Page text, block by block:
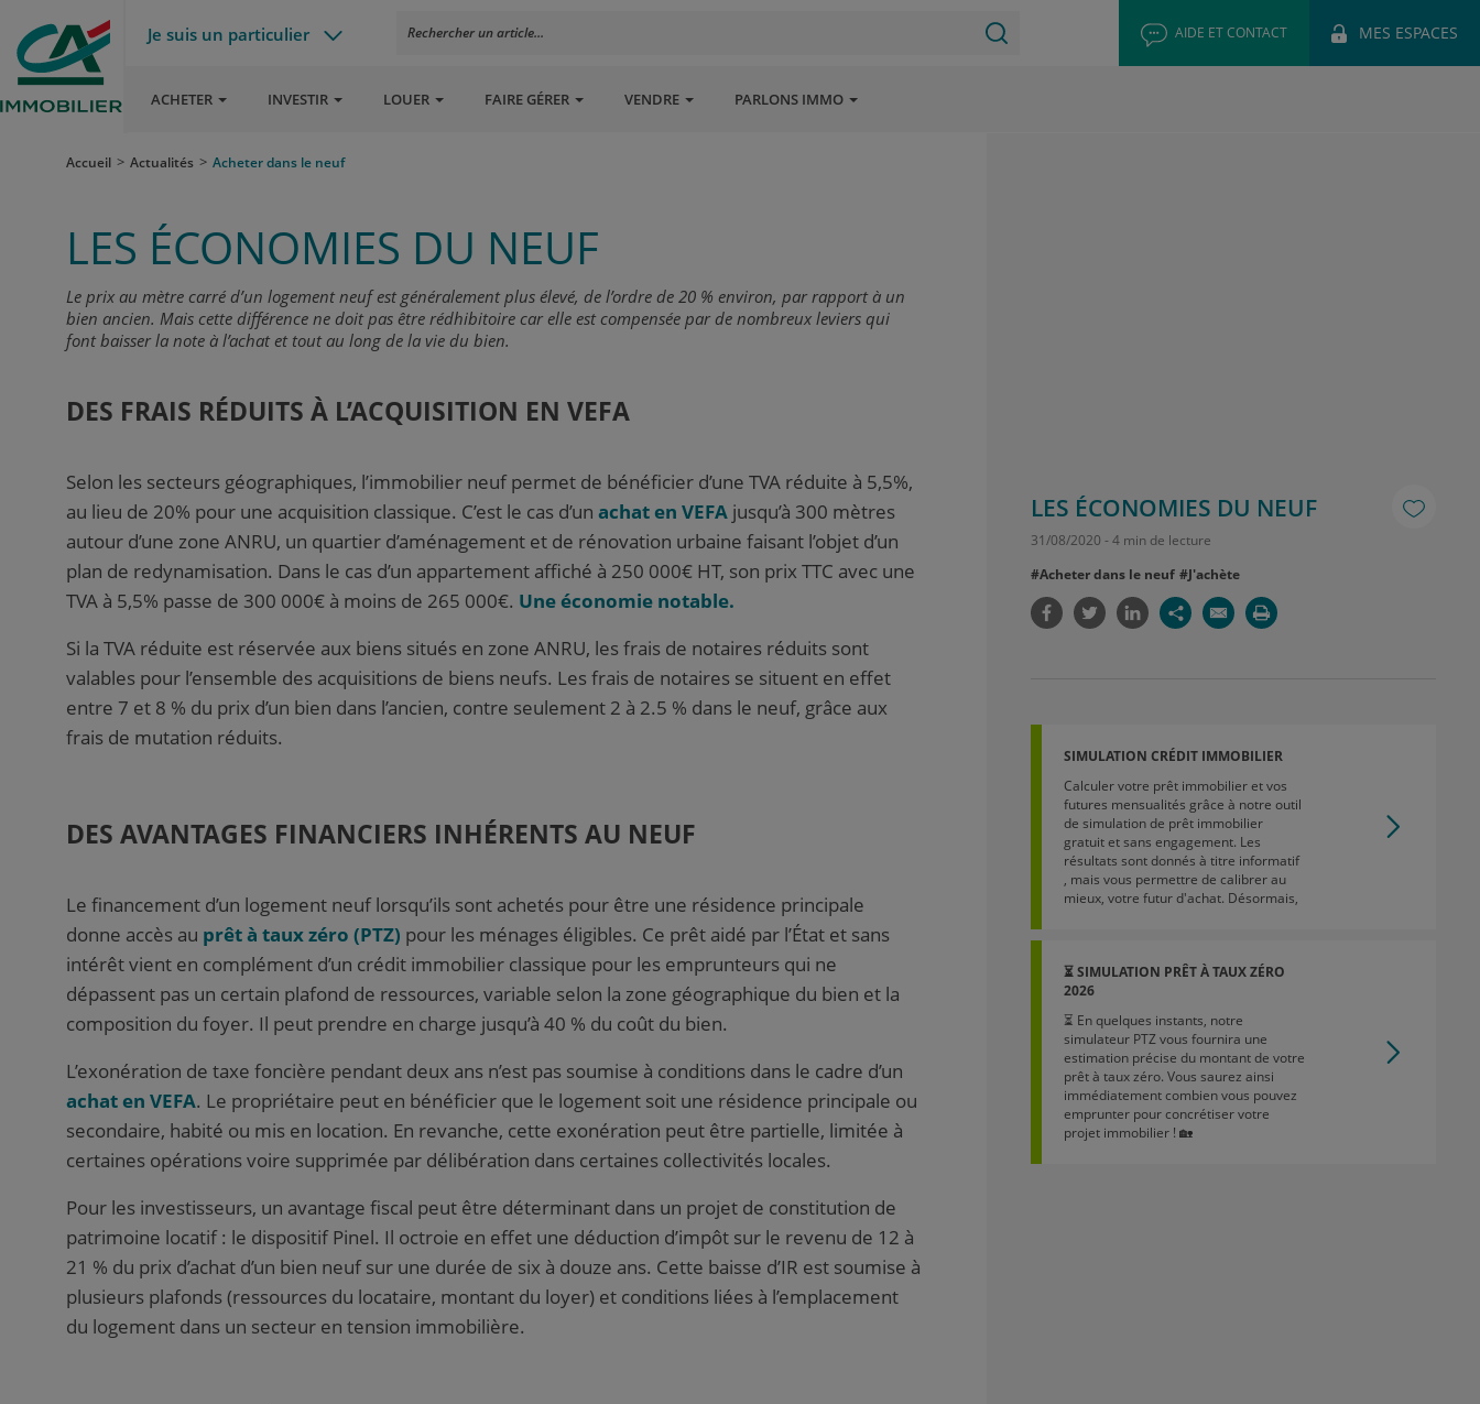
Je suis un particulier Rechercher un article... AIDE ET CONTACT MES ESPACES
ACHETER INVESTIR LOUER FAIRE GÉRER VENDRE PARLONS IMMO
Accueil Actualités Acheter dans le neuf
LES ÉCONOMIES DU NEUF
Le prix au mètre carré d’un logement neuf est généralement plus élevé, de l’ordre de 20 % environ, par rapport à un
bien ancien. Mais cette différence ne doit pas être rédhibitoire car elle est compensée par de nombreux leviers qui
font baisser la note à l’achat et tout au long de la vie du bien.
DES FRAIS RÉDUITS À L’ACQUISITION EN VEFA
Selon les secteurs géographiques, l’immobilier neuf permet de bénéficier d’une TVA réduite à 5,5%,
au lieu de 20% pour une acquisition classique. C’est le cas d’un achat en VEFA jusqu’à 300 mètres
autour d’une zone ANRU, un quartier d’aménagement et de rénovation urbaine faisant l’objet d’un
plan de redynamisation. Dans le cas d’un appartement affiché à 250 000€ HT, son prix TTC avec une
TVA à 5,5% passe de 300 000€ à moins de 265 000€. Une économie notable.
Si la TVA réduite est réservée aux biens situés en zone ANRU, les frais de notaires réduits sont
valables pour l’ensemble des acquisitions de biens neufs. Les frais de notaires se situent en effet
entre 7 et 8 % du prix d’un bien dans l’ancien, contre seulement 2 à 2.5 % dans le neuf, grâce aux
frais de mutation réduits.
DES AVANTAGES FINANCIERS INHÉRENTS AU NEUF
Le financement d’un logement neuf lorsqu’ils sont achetés pour être une résidence principale
donne accès au prêt à taux zéro (PTZ) pour les ménages éligibles. Ce prêt aidé par l’État et sans
intérêt vient en complément d’un crédit immobilier classique pour les emprunteurs qui ne
dépassent pas un certain plafond de ressources, variable selon la zone géographique du bien et la
composition du foyer. Il peut prendre en charge jusqu’à 40 % du coût du bien.
L’exonération de taxe foncière pendant deux ans n’est pas soumise à conditions dans le cadre d’un
achat en VEFA. Le propriétaire peut en bénéficier que le logement soit une résidence principale ou
secondaire, habité ou mis en location. En revanche, cette exonération peut être partielle, limitée à
certaines opérations voire supprimée par délibération dans certaines collectivités locales.
Pour les investisseurs, un avantage fiscal peut être déterminant dans un projet de constitution de
patrimoine locatif : le dispositif Pinel. Il octroie en effet une déduction d’impôt sur le revenu de 12 à
21 % du prix d’achat d’un bien neuf sur une durée de six à douze ans. Cette baisse d’IR est soumise à
plusieurs plafonds (ressources du locataire, montant du loyer) et conditions liées à l’emplacement
du logement dans un secteur en tension immobilière.
LES ÉCONOMIES DU NEUF
31/08/2020 - 4 min de lecture
#Acheter dans le neuf #J'achète
SIMULATION CRÉDIT IMMOBILIER
Calculer votre prêt immobilier et vos
futures mensualités grâce à notre outil
de simulation de prêt immobilier
gratuit et sans engagement. Les
résultats sont donnés à titre informatif
, mais vous permettre de calibrer au
mieux, votre futur d'achat. Désormais,
⏳ SIMULATION PRÊT À TAUX ZÉRO
2026
⏳ En quelques instants, notre
simulateur PTZ vous fournira une
estimation précise du montant de votre
prêt à taux zéro. Vous saurez ainsi
immédiatement combien vous pouvez
emprunter pour concrétiser votre
projet immobilier ! 🏡